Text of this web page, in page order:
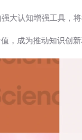
大认知增强工具，
，成为推动知识创新